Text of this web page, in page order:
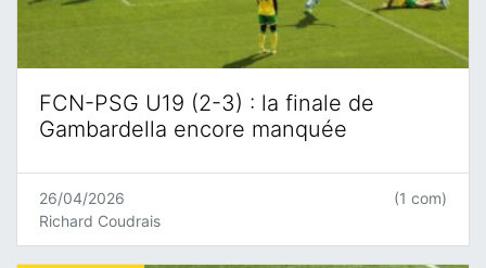
FCN-PSG U19 (2-3) : la finale de
Gambardella encore manquée
26/04/2026
Richard Coudrais
(1 com)